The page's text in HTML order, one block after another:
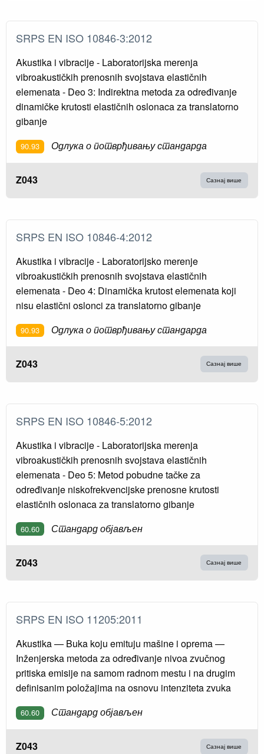
SRPS EN ISO 10846-3:2012
Akustika i vibracije - Laboratorijska merenja
vibroakustičkih prenosnih svojstava elastičnih
elemenata - Deo 3: Indirektna metoda za određivanje
dinamičke krutosti elastičnih oslonaca za translatorno
gibanje
90.93 Одлука о потврђивању стандарда
Z043 Сазнај више
SRPS EN ISO 10846-4:2012
Akustika i vibracije - Laboratorijsko merenje
vibroakustičkih prenosnih svojstava elastičnih
elemenata - Deo 4: Dinamička krutost elemenata koji
nisu elastični oslonci za translatorno gibanje
90.93 Одлука о потврђивању стандарда
Z043 Сазнај више
SRPS EN ISO 10846-5:2012
Akustika i vibracije - Laboratorijska merenja
vibroakustičkih prenosnih svojstava elastičnih
elemenata - Deo 5: Metod pobudne tačke za
određivanje niskofrekvencijske prenosne krutosti
elastičnih oslonaca za translatorno gibanje
60.60 Стандард објављен
Z043 Сазнај више
SRPS EN ISO 11205:2011
Akustika — Buka koju emituju mašine i oprema —
Inženjerska metoda za određivanje nivoa zvučnog
pritiska emisije na samom radnom mestu i na drugim
definisanim položajima na osnovu intenziteta zvuka
60.60 Стандард објављен
Z043 Сазнај више